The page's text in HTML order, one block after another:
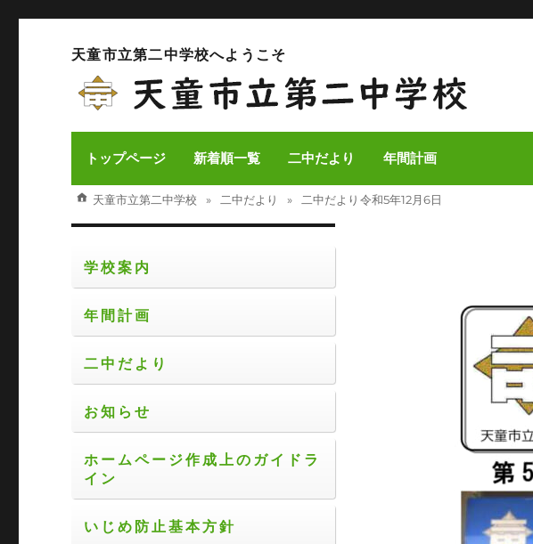
天童市立第二中学校へようこそ
トップページ 新着順一覧 二中だより 年間計画
天童市立第二中学校 二中だより 二中だより 令和5年12月6日
学校案内
年間計画
二中だより
お知らせ
ホームページ作成上のガイドラ
イン
いじめ防止基本方針